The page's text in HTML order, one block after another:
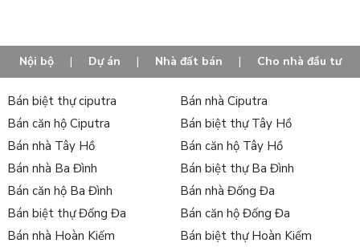
Nội bộ | Dự án | Nhà đất bán | Cho nhà đầu tư
Bán biệt thự ciputra
Bán nhà Ciputra
Bán căn hộ Ciputra
Bán biệt thự Tây Hồ
Bán nhà Tây Hồ
Bán căn hộ Tây Hồ
Bán nhà Ba Đình
Bán biệt thự Ba Đình
Bán căn hộ Ba Đình
Bán nhà Đống Đa
Bán biệt thự Đống Đa
Bán căn hộ Đống Đa
Bán nhà Hoàn Kiếm
Bán biệt thự Hoàn Kiếm